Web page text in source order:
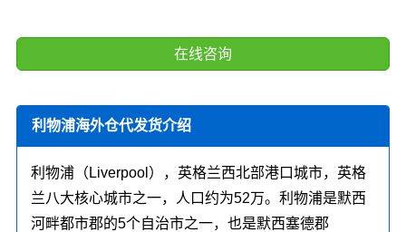
在线咨询
利物浦海外仓代发货介绍
利物浦（Liverpool），英格兰西北部港口城市，英格
兰八大核心城市之一，人口约为52万。利物浦是默西
河畔都市郡的5个自治市之一，也是默西塞德郡